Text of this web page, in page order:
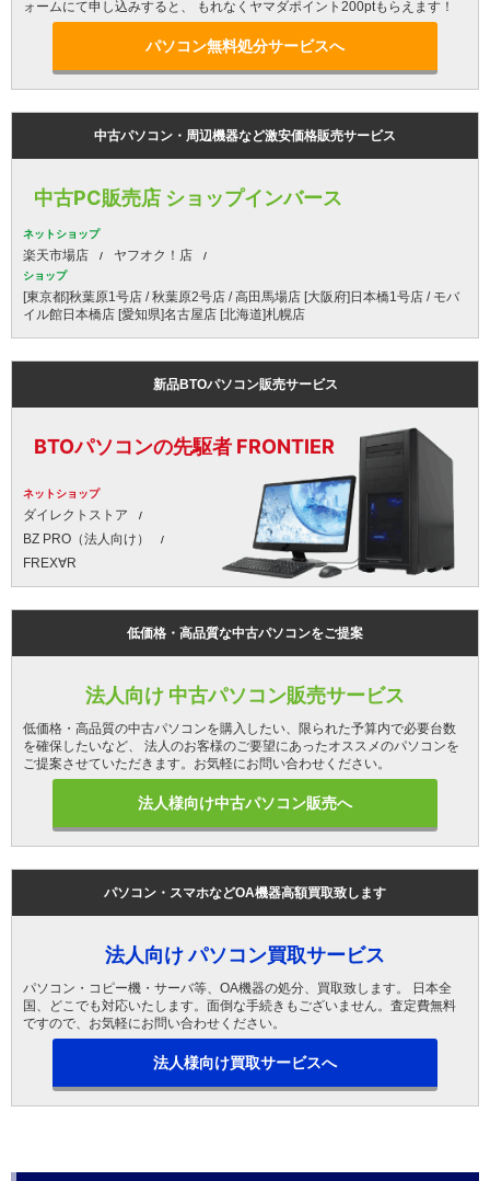
ォームにて申し込みすると、 もれなくヤマダポイント200ptもらえます！
パソコン無料処分サービスへ
中古パソコン・周辺機器など激安価格販売サービス
中古PC販売店 ショップインバース
ネットショップ
楽天市場店 ヤフオク！店
ショップ
[東京都]秋葉原1号店 / 秋葉原2号店 / 高田馬場店 [大阪府]日本橋1号店 / モバ
イル館日本橋店 [愛知県]名古屋店 [北海道]札幌店
新品BTOパソコン販売サービス
BTOパソコンの先駆者 FRONTIER
ネットショップ
ダイレクトストア
BZ PRO（法人向け）
FREX∀R
低価格・高品質な中古パソコンをご提案
法人向け 中古パソコン販売サービス
低価格・高品質の中古パソコンを購入したい、限られた予算内で必要台数
を確保したいなど、 法人のお客様のご要望にあったオススメのパソコンを
ご提案させていただきます。お気軽にお問い合わせください。
法人様向け中古パソコン販売へ
パソコン・スマホなどOA機器高額買取致します
法人向け パソコン買取サービス
パソコン・コピー機・サーバ等、OA機器の処分、買取致します。 日本全
国、どこでも対応いたします。面倒な手続きもございません。査定費無料
ですので、お気軽にお問い合わせください。
法人様向け買取サービスへ